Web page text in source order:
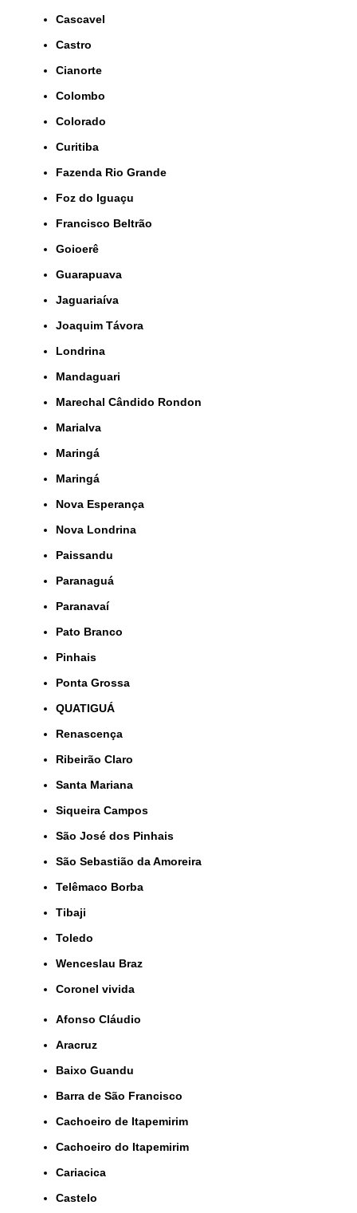
Cascavel
Castro
Cianorte
Colombo
Colorado
Curitiba
Fazenda Rio Grande
Foz do Iguaçu
Francisco Beltrão
Goioerê
Guarapuava
Jaguariaíva
Joaquim Távora
Londrina
Mandaguari
Marechal Cândido Rondon
Marialva
Maringá
Maringá
Nova Esperança
Nova Londrina
Paissandu
Paranaguá
Paranavaí
Pato Branco
Pinhais
Ponta Grossa
QUATIGUÁ
Renascença
Ribeirão Claro
Santa Mariana
Siqueira Campos
São José dos Pinhais
São Sebastião da Amoreira
Telêmaco Borba
Tibaji
Toledo
Wenceslau Braz
coronel vivida
Afonso Cláudio
Aracruz
Baixo Guandu
Barra de São Francisco
Cachoeiro de Itapemirim
Cachoeiro do Itapemirim
Cariacica
Castelo